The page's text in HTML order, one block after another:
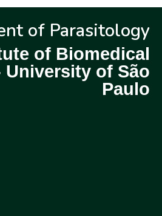
of Parasitology
of Biomedical
University of São
Paulo